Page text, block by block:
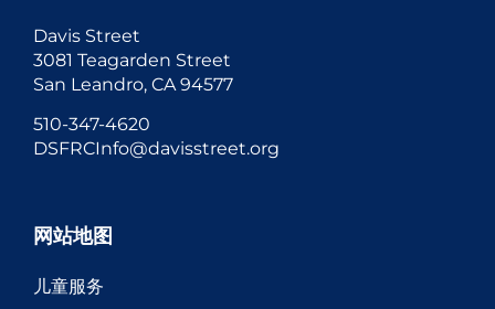
Davis Street
3081 Teagarden Street
San Leandro, CA 94577
510-347-4620
DSFRCInfo@davisstreet.org
网站地图
儿童服务